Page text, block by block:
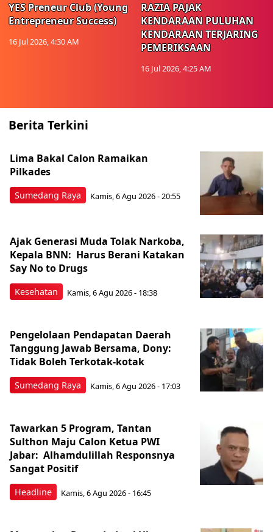
YES Preneur Club (Young
Entrepreneur Success)
16 Jul 2026, 4:30 AM
RAZIA PAJAK
KENDARAAN PULUHAN
KENDARAAN TERJARING
PEMERIKSAAN
16 Jul 2026, 4:25 AM
Berita Terkini
Sumedang Raya
Lima Bakal Calon Ramaikan
Pilkades
Kamis, 6 Agu 2026 - 20:55
Kesehatan
Ajak Generasi Muda Tolak Narkoba,
Kepala BNN: Harus Berani Katakan
Say No to Drugs
Kamis, 6 Agu 2026 - 18:38
Sumedang Raya
Pengelolaan Pendapatan Daerah
Tanggung Jawab Bersama, Dony:
Tidak Boleh Terkotak-kotak
Kamis, 6 Agu 2026 - 17:03
Headline
Tawarkan 5 Program, Tantan
Sulthon Maju Calon Ketua PWI
Jabar: Alhamdulillah Responsnya
Sangat Positif
Kamis, 6 Agu 2026 - 16:45